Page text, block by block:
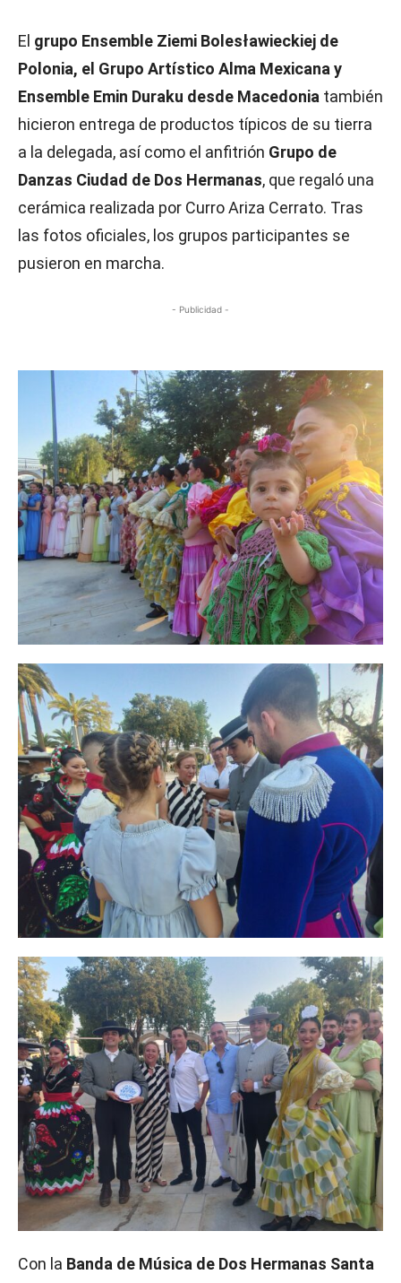
El grupo Ensemble Ziemi Bolesławieckiej de
Polonia, el Grupo Artístico Alma Mexicana y
Ensemble Emin Duraku desde Macedonia también
hicieron entrega de productos típicos de su tierra
a la delegada, así como el anfitrión Grupo de
Danzas Ciudad de Dos Hermanas, que regaló una
cerámica realizada por Curro Ariza Cerrato. Tras
las fotos oficiales, los grupos participantes se
pusieron en marcha.
- Publicidad -
Con la Banda de Música de Dos Hermanas Santa